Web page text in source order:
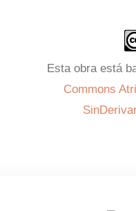
Esta obra está
Commons